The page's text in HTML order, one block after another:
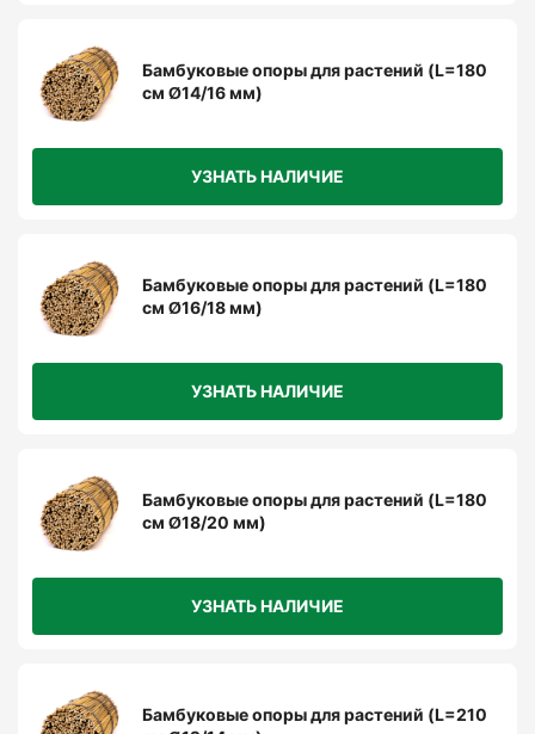
Бамбуковые опоры для растений (L=180
см Ø14/16 мм)
УЗНАТЬ НАЛИЧИЕ
Бамбуковые опоры для растений (L=180
см Ø16/18 мм)
УЗНАТЬ НАЛИЧИЕ
Бамбуковые опоры для растений (L=180
см Ø18/20 мм)
УЗНАТЬ НАЛИЧИЕ
Бамбуковые опоры для растений (L=210